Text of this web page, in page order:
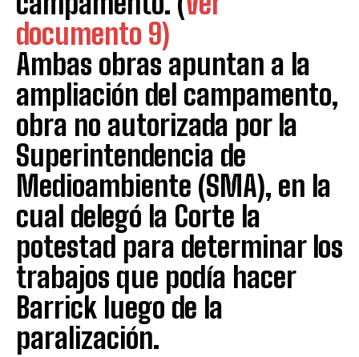
documento 9)
Ambas obras apuntan a la
ampliación del campamento,
obra no autorizada por la
Superintendencia de
Medioambiente (SMA), en la
cual delegó la Corte la
potestad para determinar los
trabajos que podía hacer
Barrick luego de la
paralización.